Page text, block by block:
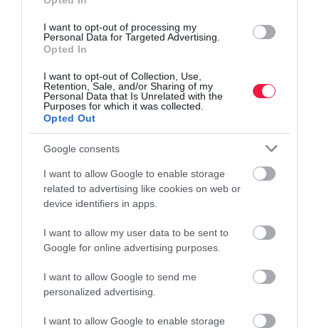
I want to opt-out of processing my
Personal Data for Targeted Advertising.
Opted In
I want to opt-out of Collection, Use,
Retention, Sale, and/or Sharing of my
Personal Data that Is Unrelated with the
Purposes for which it was collected.
Opted Out
Google consents
I want to allow Google to enable storage
related to advertising like cookies on web or
device identifiers in apps.
I want to allow my user data to be sent to
Google for online advertising purposes.
I want to allow Google to send me
personalized advertising.
I want to allow Google to enable storage
Érdemes most vásárolni? Kétarcú a Velencei-tó
ingatlanpiaca